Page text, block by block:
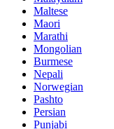
Maltese
Maori
Marathi
Mongolian
Burmese
Nepali
Norwegian
Pashto
Persian
Punjabi